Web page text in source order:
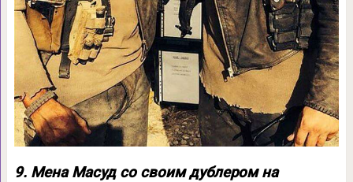
9. Мена Масуд со своим дублером на